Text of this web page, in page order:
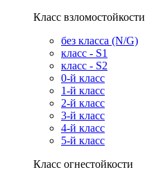
Класс взломостойкости
без класса (N/G)
класс - S1
класс - S2
0-й класс
1-й класс
2-й класс
3-й класс
4-й класс
5-й класс
Класс огнестойкости